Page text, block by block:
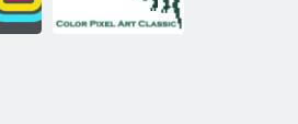
talismanai